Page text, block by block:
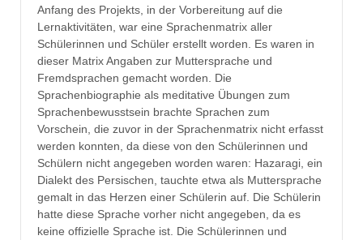
Anfang des Projekts, in der Vorbereitung auf die
Lernaktivitäten, war eine Sprachenmatrix aller
Schülerinnen und Schüler erstellt worden. Es waren in
dieser Matrix Angaben zur Muttersprache und
Fremdsprachen gemacht worden. Die
Sprachenbiographie als meditative Übungen zum
Sprachenbewusstsein brachte Sprachen zum
Vorschein, die zuvor in der Sprachenmatrix nicht erfasst
werden konnten, da diese von den Schülerinnen und
Schülern nicht angegeben worden waren: Hazaragi, ein
Dialekt des Persischen, tauchte etwa als Muttersprache
gemalt in das Herzen einer Schülerin auf. Die Schülerin
hatte diese Sprache vorher nicht angegeben, da es
keine offizielle Sprache ist. Die Schülerinnen und